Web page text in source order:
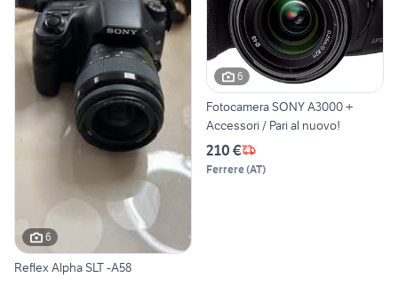
6
Reflex Alpha SLT -A58
6
Fotocamera SONY A3000 +
Accessori / Pari al nuovo!
210 €
Ferrere(AT)